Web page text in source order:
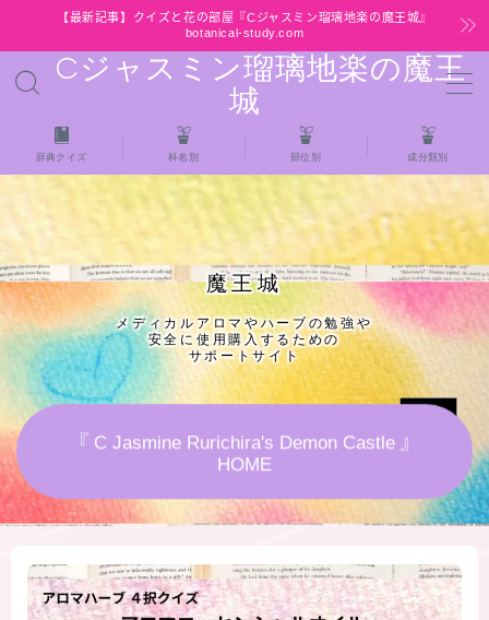
【最新記事】クイズと花の部屋『Cジャスミン瑠璃地楽の魔王城』
botanical-study.com
Cジャスミン瑠璃地楽の魔王
城
MENU
HOME
【最新】クイズと花の部屋
★全種/アロマハーブスパイス基材 プチ辞典ク
イズ＆プチ辞典
★アロマ検定＋αクイズ
★アロマハーブ傾向チェック
秘密部屋
辞典クイズ 科名別 部位別 成分類別
魔王城
メディカルアロマやハーブの勉強や
安全に使用購入するための
サポートサイト
『 C Jasmine Rurichira's Demon Castle 』
HOME